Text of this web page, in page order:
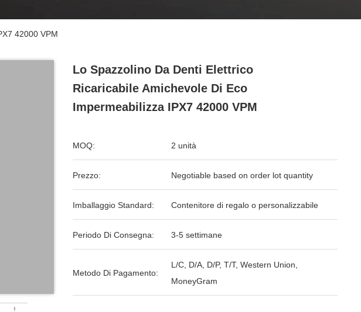
42000 VPM
Lo Spazzolino Da Denti Elettrico
Ricaricabile Amichevole Di Eco
Impermeabilizza IPX7 42000 VPM
MOQ: 2 unità
Prezzo: Negotiable based on order lot quantity
Imballaggio Standard: Contenitore di regalo o personalizzabile
Periodo Di Consegna: 3-5 settimane
Metodo Di Pagamento:
L/C, D/A, D/P, T/T, Western Union,
MoneyGram